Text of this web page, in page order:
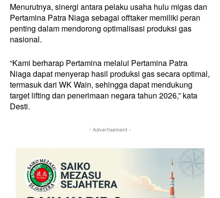
Menurutnya, sinergi antara pelaku usaha hulu migas dan
Pertamina Patra Niaga sebagai offtaker memiliki peran
penting dalam mendorong optimalisasi produksi gas
nasional.
“Kami berharap Pertamina melalui Pertamina Patra
Niaga dapat menyerap hasil produksi gas secara optimal,
termasuk dari WK Wain, sehingga dapat mendukung
target lifting dan penerimaan negara tahun 2026,” kata
Desti.
- Advertisement -